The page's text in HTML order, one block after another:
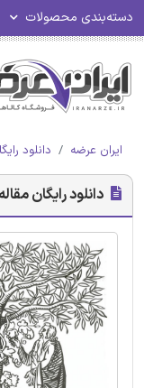
دسته‌بندی محصولات
ایران عرضه دانلود
دانلود رایگان